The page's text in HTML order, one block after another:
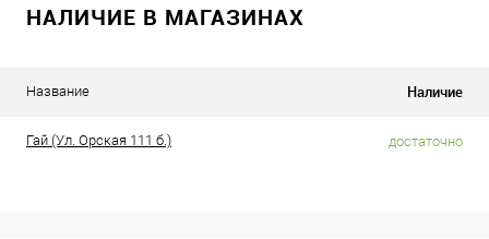
НАЛИЧИЕ В МАГАЗИНАХ
Название Наличие
Гай (Ул. Орская 111 б.) достаточно